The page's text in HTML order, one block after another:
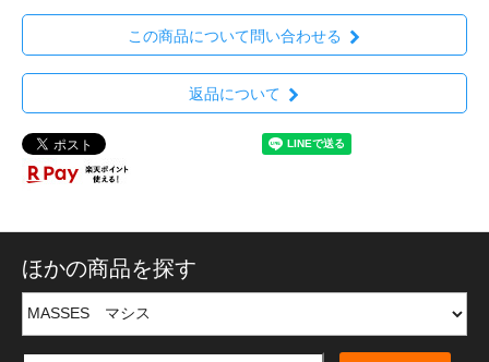
この商品について問い合わせる
返品について
ほかの商品を探す